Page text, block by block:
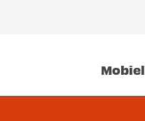
navigation
Mobiel